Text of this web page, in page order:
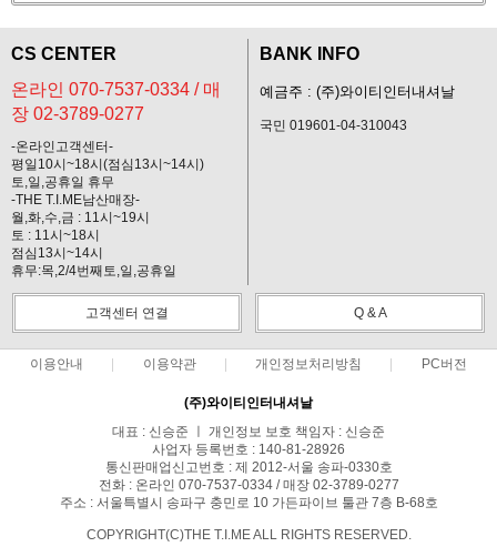
CS CENTER
온라인 070-7537-0334 / 매
장 02-3789-0277
-온라인고객센터-
평일10시~18시(점심13시~14시)
토,일,공휴일 휴무
-THE T.I.ME남산매장-
월,화,수,금 : 11시~19시
토 : 11시~18시
점심13시~14시
휴무:목,2/4번째토,일,공휴일
BANK INFO
예금주 : (주)와이티인터내셔날
국민 019601-04-310043
고객센터 연결 Q & A
이용안내 이용약관 개인정보처리방침 PC버전
(주)와이티인터내셔날
대표 : 신승준 ㅣ 개인정보 보호 책임자 : 신승준
사업자 등록번호 : 140-81-28926
통신판매업신고번호 : 제 2012-서울 송파-0330호
전화 : 온라인 070-7537-0334 / 매장 02-3789-0277
주소 : 서울특별시 송파구 충민로 10 가든파이브 툴관 7층 B-68호
COPYRIGHT(C)THE T.I.ME ALL RIGHTS RESERVED.